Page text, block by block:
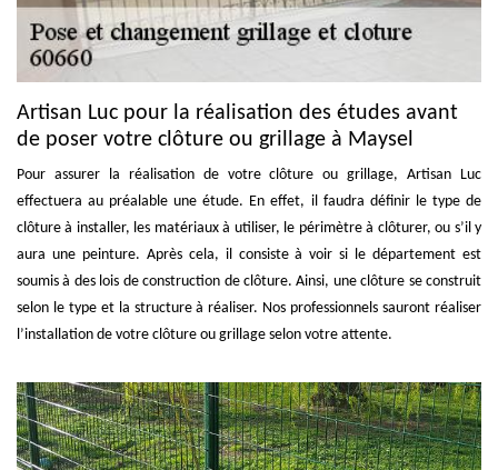
Artisan Luc pour la réalisation des études avant
de poser votre clôture ou grillage à Maysel
Pour assurer la réalisation de votre clôture ou grillage, Artisan Luc
effectuera au préalable une étude. En effet, il faudra définir le type de
clôture à installer, les matériaux à utiliser, le périmètre à clôturer, ou s’il y
aura une peinture. Après cela, il consiste à voir si le département est
soumis à des lois de construction de clôture. Ainsi, une clôture se construit
selon le type et la structure à réaliser. Nos professionnels sauront réaliser
l’installation de votre clôture ou grillage selon votre attente.